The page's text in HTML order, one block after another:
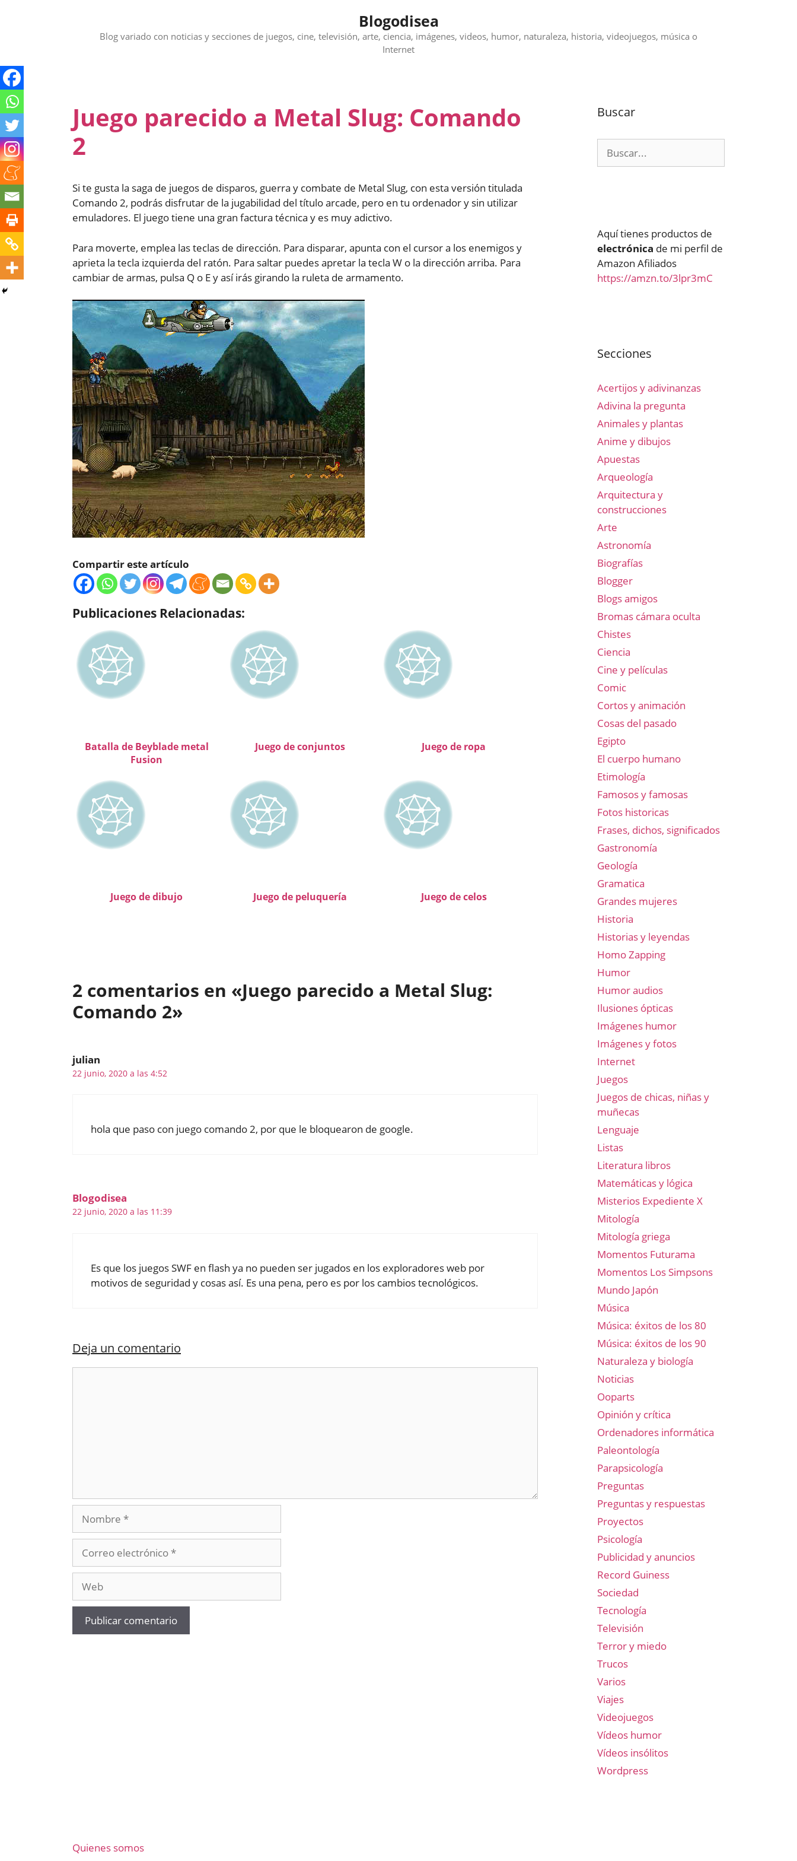
Blogodisea
Blog variado con noticias y secciones de juegos, cine, televisión, arte, ciencia, imágenes, videos, humor, naturaleza, historia, videojuegos, música o
Internet
Juego parecido a Metal Slug: Comando
2
Si te gusta la saga de juegos de disparos, guerra y combate de Metal Slug, con esta versión titulada
Comando 2, podrás disfrutar de la jugabilidad del título arcade, pero en tu ordenador y sin utilizar
emuladores. El juego tiene una gran factura técnica y es muy adictivo.
Para moverte, emplea las teclas de dirección. Para disparar, apunta con el cursor a los enemigos y
aprieta la tecla izquierda del ratón. Para saltar puedes apretar la tecla W o la dirección arriba. Para
cambiar de armas, pulsa Q o E y así irás girando la ruleta de armamento.
Compartir este artículo
Publicaciones Relacionadas:
Batalla de Beyblade metal
Fusion
Juego de conjuntos Juego de ropa
Juego de dibujo Juego de peluquería Juego de celos
2 comentarios en «Juego parecido a Metal Slug:
Comando 2»
julian
22 junio, 2020 a las 4:52
hola que paso con juego comando 2, por que le bloquearon de google.
Blogodisea
22 junio, 2020 a las 11:39
Es que los juegos SWF en flash ya no pueden ser jugados en los exploradores web por
motivos de seguridad y cosas así. Es una pena, pero es por los cambios tecnológicos.
Deja un comentario
Nombre
electrónico
Buscar
Aquí tienes productos de
electrónica de mi perfil de
Amazon Afiliados
https://amzn.to/3lpr3mC
Secciones
Acertijos y adivinanzas
Adivina la pregunta
Animales y plantas
Anime y dibujos
Apuestas
Arqueología
Arquitectura y
construcciones
Arte
Astronomía
Biografías
Blogger
Blogs amigos
Bromas cámara oculta
Chistes
Ciencia
Cine y películas
Comic
Cortos y animación
Cosas del pasado
Egipto
El cuerpo humano
Etimología
Famosos y famosas
Fotos historicas
Frases, dichos, significados
Gastronomía
Geología
Gramatica
Grandes mujeres
Historia
Historias y leyendas
Homo Zapping
Humor
Humor audios
Ilusiones ópticas
Imágenes humor
Imágenes y fotos
Internet
Juegos
Juegos de chicas, niñas y
muñecas
Lenguaje
Listas
Literatura libros
Matemáticas y lógica
Misterios Expediente X
Mitología
Mitología griega
Momentos Futurama
Momentos Los Simpsons
Mundo Japón
Música
Música: éxitos de los 80
Música: éxitos de los 90
Naturaleza y biología
Noticias
Ooparts
Opinión y crítica
Ordenadores informática
Paleontología
Parapsicología
Preguntas
Preguntas y respuestas
Proyectos
Psicología
Publicidad y anuncios
Record Guiness
Sociedad
Tecnología
Televisión
Terror y miedo
Trucos
Varios
Viajes
Videojuegos
Vídeos humor
Vídeos insólitos
Wordpress
Quienes somos